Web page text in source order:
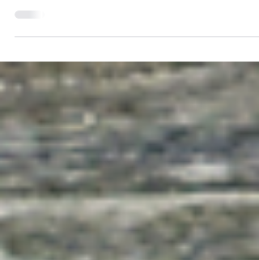
Hasta que no aprendas a practicar el
desapego (soltar esas cargas que no te
nuevas oportunidades